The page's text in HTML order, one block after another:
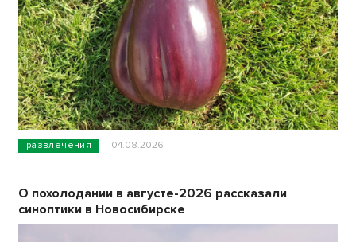
развлечения 04.08.2026
О похолодании в августе-2026 рассказали
синоптики в Новосибирске